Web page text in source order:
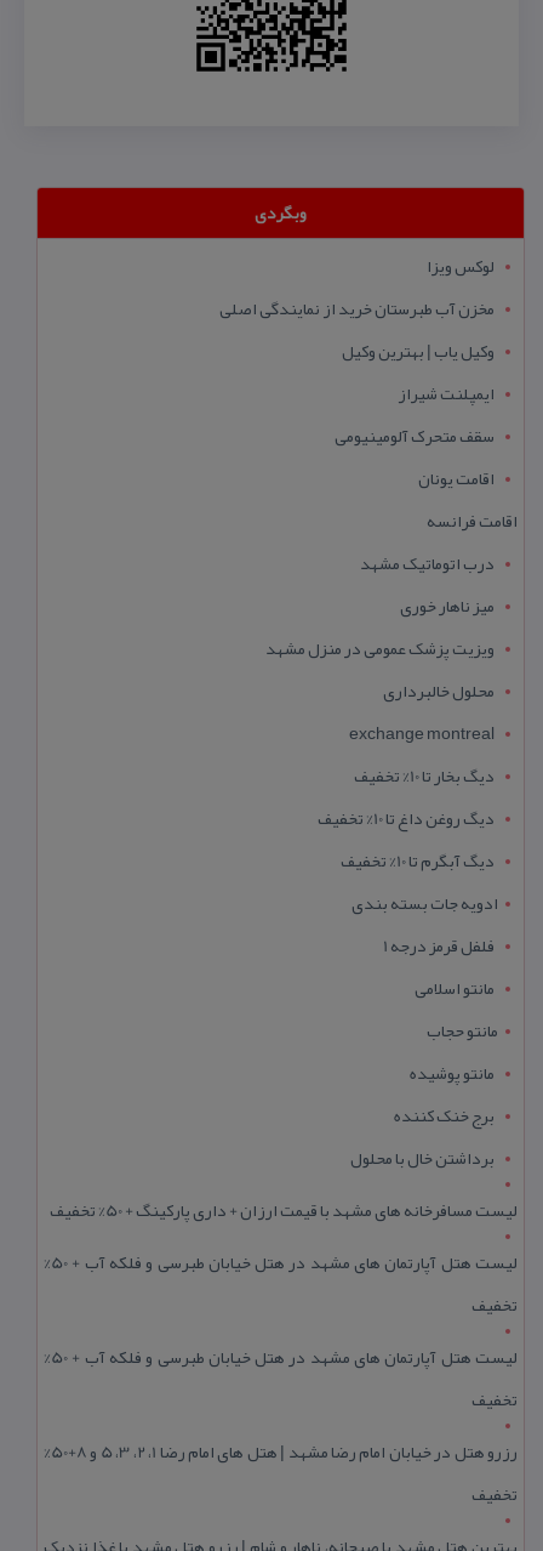
وبگردی
لوکس ویزا
مخزن آب طبرستان خرید از نمایندگی اصلی
وکیل یاب | بهترین وکیل
ایمپلنت شیراز
سقف متحرک آلومینیومی
اقامت یونان
اقامت فرانسه
درب اتوماتیک مشهد
میز ناهار خوری
ویزیت پزشک عمومی در منزل مشهد
محلول خالبرداری
exchange montreal
دیگ بخار تا 10% تخفیف
دیگ روغن داغ تا 10% تخفیف
دیگ آبگرم تا 10% تخفیف
ادویه جات بسته بندی
فلفل قرمز درجه 1
مانتو اسلامی
مانتو حجاب
مانتو پوشیده
برج خنک کننده
برداشتن خال با محلول
لیست مسافرخانه های مشهد با قیمت ارزان + داری پارکینگ + 50% تخفیف
لیست هتل آپارتمان های مشهد در هتل خیابان طبرسی و فلکه آب + 50%
تخفیف
لیست هتل آپارتمان های مشهد در هتل خیابان طبرسی و فلکه آب + 50%
تخفیف
رزرو هتل در خیابان امام رضا مشهد | هتل‌ های امام رضا 1، 2، 3، 5 و 8+50%
تخفیف